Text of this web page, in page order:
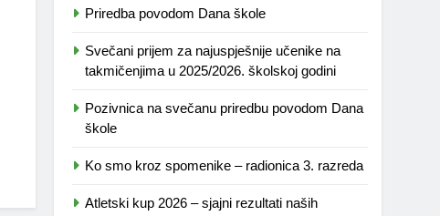
Priredba povodom Dana škole
Svečani prijem za najuspješnije učenike na
takmičenjima u 2025/2026. školskoj godini
Pozivnica na svečanu priredbu povodom Dana
škole
Ko smo kroz spomenike – radionica 3. razreda
Atletski kup 2026 – sjajni rezultati naših